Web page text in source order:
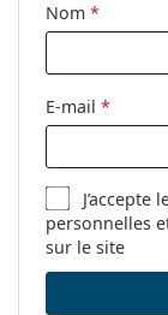
nettoyage:
Sexe:
Catégorie:
Marque:
Code:
Nom *
E-mail *
J’accepte
personnelles
sur le site